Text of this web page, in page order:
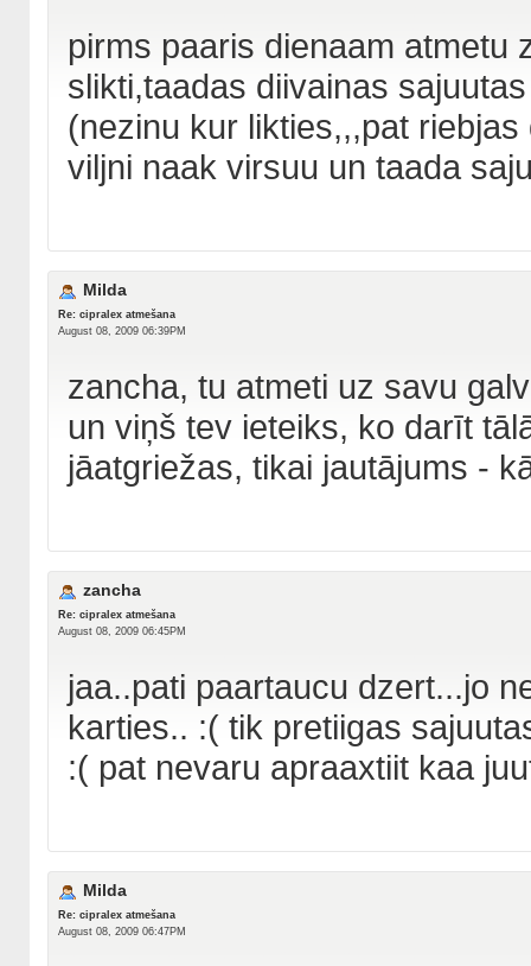
pirms paaris dienaam atmetu
slikti,taadas diivainas
(nezinu kur likties,,,pat
viljni naak virsuu un taada
Milda
Re: cipralex atmešana
August 08, 2009 06:39PM
zancha, tu atmeti uz savu
un viņš tev ieteiks, ko darīt
jāatgriežas, tikai jautājums -
zancha
Re: cipralex atmešana
August 08, 2009 06:45PM
jaa..pati paartaucu dzert...jo
karties.. :( tik pretiigas
:( pat nevaru apraaxtiit kaa
Milda
Re: cipralex atmešana
August 08, 2009 06:47PM